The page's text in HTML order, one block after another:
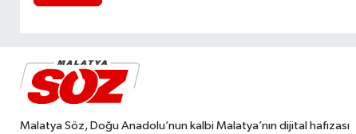
Malatya Söz, Doğu Anadolu’nun kalbi Malatya’nın dijital hafızası